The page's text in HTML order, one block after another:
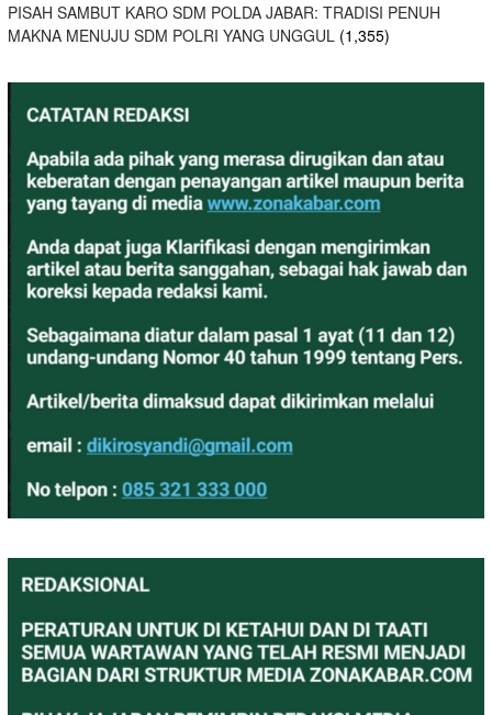
PISAH SAMBUT KARO SDM POLDA JABAR: TRADISI PENUH
MAKNA MENUJU SDM POLRI YANG UNGGUL (1,355)